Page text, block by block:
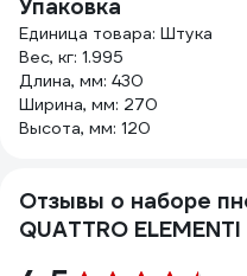
Упаковка
Единица товара: Штука
Вес, кг: 1.995
Длина, мм: 430
Ширина, мм: 270
Высота, мм: 120
Отзывы о наборе
QUATTRO ELEMENTI